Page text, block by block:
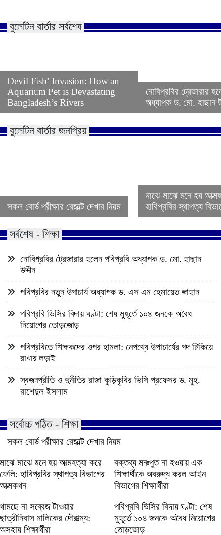
বুলেটিন বার্তার সর্বশেষ
Devil Fish’ Invasion: How an
Aquarium Pet is Devastating
Bangladesh’s Rivers
নোবিপ্রবির ট্রেজারার
অধ্যাপক ড. মো. হাছান
বুলেটিন বার্তার জনপ্রিয়
সকল বোর্ড পরীক্ষার রেজাল্ট দেখার নিয়ম
মাঝে মাঝে মনে হয়
হাবিপ্রবির স্থাপত্য
সর্বশেষ - শিক্ষা
নোবিপ্রবির ট্রেজারার হলেন পবিপ্রবি অধ্যাপক ড. মো. হাছান
উদ্দীন
পবিপ্রবির নতুন উপাচার্য অধ্যাপক ড. এস এম হেমায়েত জাহান
পবিপ্রবি ভিসির বিদায় ঘণ্টা: শেষ মুহূর্তে ১০৪ জনকে অবৈধ
নিয়োগের তোড়জোড়
পবিপ্রবিতে শিক্ষকদের ওপর হামলা: নেপথ্যে উপাচার্যের পদ টিকিয়ে
রাখার লড়াই
স্বজনপ্রীতি ও দুর্নীতির রাজা কুড়িকৃবির ভিসি প্রফেসর ড. মুহ.
রাশেদুল ইসলাম
সর্বোচ্চ পঠিত - শিক্ষা
সকল বোর্ড পরীক্ষার রেজাল্ট দেখার নিয়ম
মাঝে মাঝে মনে হয় আত্মহত্যা করে
ফেলি: হাবিপ্রবির স্থাপত্য বিভাগের
আত্মকথন
বক্তব্য মনঃপুত না হওয়ায় এক
শিক্ষার্থীকে অবরুদ্ধ করল আইন
বিভাগের শিক্ষার্থীরা
থামছে না সব্বেজ টাওয়ার
ছাত্রীনিবাস মালিকের দৌরাত্ম্য:
অসহায় শিক্ষার্থীরা
পবিপ্রবি ভিসির বিদায় ঘণ্টা: শেষ
মুহূর্তে ১০৪ জনকে অবৈধ নিয়োগের
তোড়জোড়